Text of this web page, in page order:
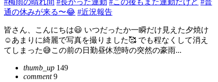
#梅雨の晴れ間 #長かった連勤 #この後もまた連勤だけど #普
通の休みが来る〜😂 #近況報告
皆さん、こんにちは😃 いつだったか一瞬だけ見えた夕焼け
☺️あまりに綺麗で写真を撮りました🥰 でも程なくして消え
てしまった😅この前の日勤昼休憩時の突然の豪雨...
thumb_up 149
comment9